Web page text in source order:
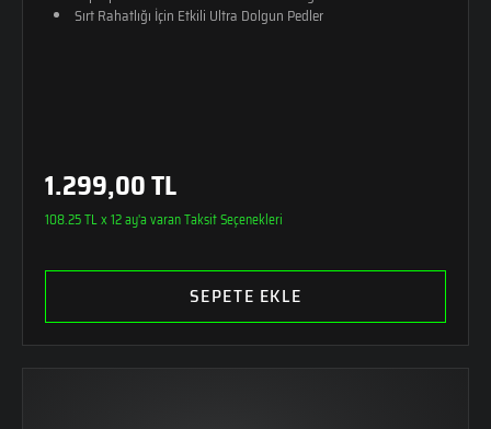
Sırt Rahatlığı İçin Etkili Ultra Dolgun Pedler
1.299,00 TL
108.25 TL x 12 ay'a varan Taksit Seçenekleri
SEPETE EKLE